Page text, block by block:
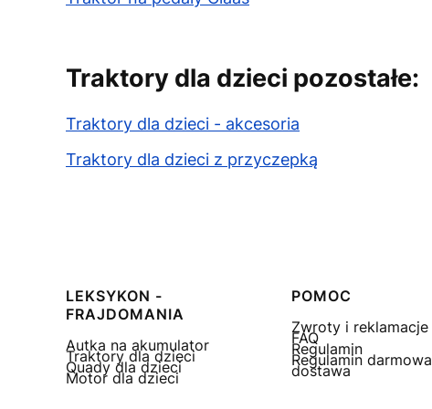
Traktory dla dzieci pozostałe:
Traktory dla dzieci - akcesoria
Traktory dla dzieci z przyczepką
Linki w stopce
LEKSYKON -
FRAJDOMANIA
Autka na akumulator
Traktory dla dzieci
Quady dla dzieci
Motor dla dzieci
POMOC
Zwroty i reklamacje
FAQ
Regulamin
Regulamin darmowa
dostawa